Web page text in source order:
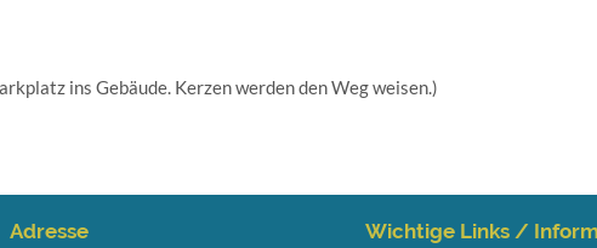
ins Gebäude. Kerzen werden den Weg weisen.)
Adresse Wichtige Links /